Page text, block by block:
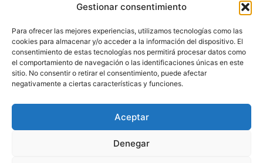
Gestionar consentimiento
Para ofrecer las mejores experiencias, utilizamos tecnologías como las
cookies para almacenar y/o acceder a la información del dispositivo. El
consentimiento de estas tecnologías nos permitirá procesar datos como
el comportamiento de navegación o las identificaciones únicas en este
sitio. No consentir o retirar el consentimiento, puede afectar
negativamente a ciertas características y funciones.
Aceptar
Denegar
info@fundacionmf.org.ar
Politica de privacidad